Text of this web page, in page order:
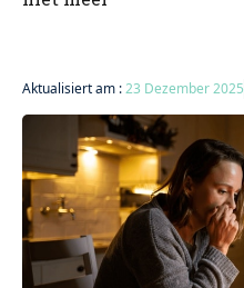
Aktualisiert am :23 Dezember 2025